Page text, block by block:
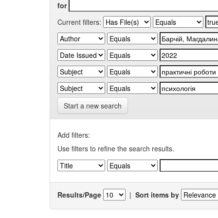
for
Current filters:
Start a new search
Add filters:
Use filters to refine the search results.
Results/Page | Sort items by